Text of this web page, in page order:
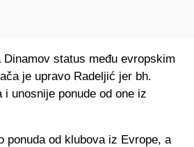
status među evropskim
je upravo Radeljić jer bh.
unosnije ponude od one iz
ponuda od klubova iz Evrope, a